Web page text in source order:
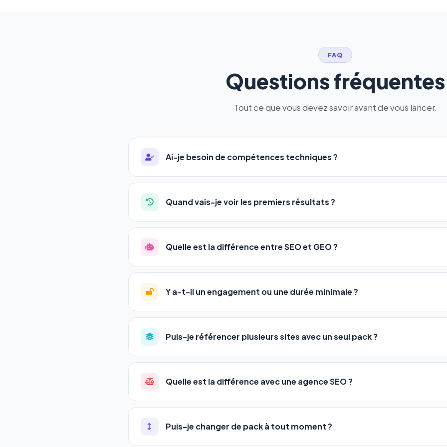
FAQ
Questions fréquentes
Tout ce que vous devez savoir avant de vous lancer.
Ai-je besoin de compétences techniques ?
Absolument pas. Notre logiciel a été conçu pour être accessible àtous les profils:
auto-entrepreneurs, PME ou agences. Pas de code, pas de configuration complexe —
l'adresse de votre site, décrivez votre activité, et le logiciel gère tout en automatique
Quand vais-je voir les premiers résultats ?
La plupart de nos utilisateurs observent une amélioration de leur positionnement en4
progression
votre tableau de bord.
Quelle est la différence entre SEO et GEO ?
LeSEO(Search Engine Optimization) vous positionne sur les moteurs classiques :
GEO(Generative Engine Optimization) va plus loin : il fait en sorte que les IA
Gemini et Perplexity
vous citent comme référence dans leurs réponses. Notre
deux simultanément et automatiquement.
Y a-t-il un engagement ou une durée minimale ?
Aucun engagement.Tous nos packs sont résiliables à tout moment, directement
en un clic, ou en nous contactant par téléphone (09 73 89 23 94) ou via le support en
pas de frais cachés. Votre liberté est totale.
Puis-je référencer plusieurs sites avec un seul pack ?
Oui ! Chaque pack couvre un nombre de sites différent :
Standard
•Pro→ jusqu'à 5 URLs
Agency→ jusqu'à 50 URLs
Quelle est la différence avec une agence SEO ?
Une agence SEO facture en moyenne entre500 et 3 000€/mois, sans garantie de
visibles en temps réel, un support humain inclus, et une couverture SEO + GEO que
Puis-je changer de pack à tout moment ?